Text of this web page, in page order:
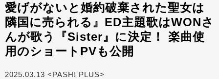
愛げがないと婚約破棄された聖女は
隣国に売られる』ED主題歌はWONさ
んが歌う『Sister』に決定！ 楽曲使
用のショートPVも公開
2025.03.13 <PASH! PLUS>